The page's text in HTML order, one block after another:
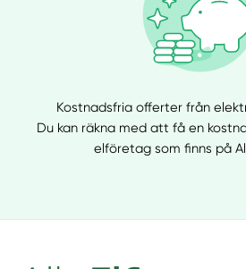
Kostnadsfria offerter från
Du kan räkna med att få en
elföretag som finns på